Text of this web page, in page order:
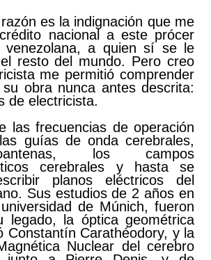
es la indignación que me
nacional a este prócer
venezolana, a quien sí se le
resto del mundo. Pero creo
me permitió comprender
obra nunca antes descrita:
de electricista.
las frecuencias de operación
guías de onda cerebrales,
los campos
cerebrales y hasta se
planos eléctricos del
Sus estudios de 2 años en
de Múnich, fueron
legado, la óptica geométrica
Constantín Carathéodory, y la
Nuclear del cerebro